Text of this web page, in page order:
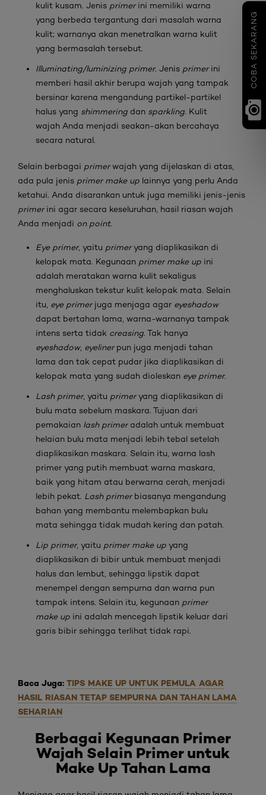
COBA SEKARANG
kulit kusam. Jenis primerini memiliki warna
yang berbeda tergantung dari masalah warna
kulit; warnanya akan menetralkan warna kulit
yang bermasalah tersebut.
Illuminating/luminizing primer. Jenis primerini
memberi hasil akhir berupa wajah yang tampak
bersinar karena mengandung partikel-partikel
halus yang shimmering dan sparkling. Kulit
wajah Anda menjadi seakan-akan bercahaya
secara natural.
Selain berbagai primerwajah yang dijelaskan di atas,
ada pula jenis primer make up lainnya yang perlu Anda
ketahui. Anda disarankan untuk juga memiliki jenis-jenis
primerini agar secara keseluruhan, hasil riasan wajah
Anda menjadi on point.
Eye primer, yaitu primeryang diaplikasikan di
kelopak mata. Kegunaan primer make up ini
adalah meratakan warna kulit sekaligus
menghaluskan tekstur kulit kelopak mata. Selain
itu, eye primerjuga menjaga agar eyeshadow
dapat bertahan lama, warna-warnanya tampak
intens serta tidak creasing. Tak hanya
eyeshadow, eyelinerpun juga menjadi tahan
lama dan tak cepat pudar jika diaplikasikan di
kelopak mata yang sudah dioleskan eye primer.
Lash primer, yaitu primeryang diaplikasikan di
bulu mata sebelum maskara. Tujuan dari
pemakaian lash primeradalah untuk membuat
helaian bulu mata menjadi lebih tebal setelah
diaplikasikan maskara. Selain itu, warna lash
primer yang putih membuat warna maskara,
baik yang hitam atau berwarna cerah, menjadi
lebih pekat. Lash primerbiasanya mengandung
bahan yang membantu melembapkan bulu
mata sehingga tidak mudah kering dan patah.
Lip primer, yaitu primer make up yang
diaplikasikan di bibir untuk membuat menjadi
halus dan lembut, sehingga lipstik dapat
menempel dengan sempurna dan warna pun
tampak intens. Selain itu, kegunaan primer
make up ini adalah mencegah lipstik keluar dari
garis bibir sehingga terlihat tidak rapi.
Baca Juga: TIPS MAKE UP UNTUK PEMULA AGAR
HASIL RIASAN TETAP SEMPURNA DAN TAHAN LAMA
SEHARIAN
Berbagai Kegunaan Primer
Wajah Selain Primer untuk
Make Up Tahan Lama